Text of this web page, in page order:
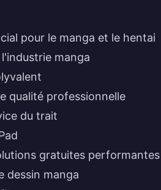
pour le manga et le hentai
manga
qualité professionnelle
du trait
gratuites performantes
dessin manga